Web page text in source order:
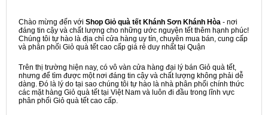
Chào mừng đến với Shop Giỏ quà tết Khánh Sơn Khánh Hòa - nơi
đáng tin cậy và chất lượng cho những ước nguyện tết thêm hạnh phúc!
Chúng tôi tự hào là địa chỉ cửa hàng uy tín, chuyên mua bán, cung cấp
và phân phối Giỏ quà tết cao cấp giá rẻ duy nhất tại Quận
Trên thị trường hiện nay, có vô vàn cửa hàng đại lý bán Giỏ quà tết,
nhưng để tìm được một nơi đáng tin cậy và chất lượng không phải dễ
dàng. Đó là lý do tại sao chúng tôi tự hào là nhà phân phối chính thức
các mặt hàng Giỏ quà tết tại Việt Nam và luôn đi đầu trong lĩnh vực
phân phối Giỏ quà tết cao cấp.